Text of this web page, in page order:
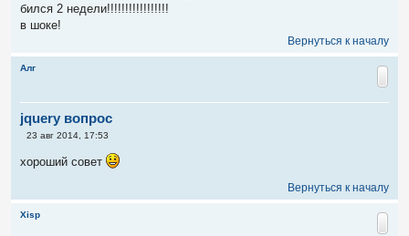
н
и
бился 2 недели!!!!!!!!!!!!!!!!!
в шоке!
Вернуться к началу
Алг
jquery вопрос
С
б
н
и
23 авг 2014, 17:53
хороший совет
Вернуться к началу
Xisp